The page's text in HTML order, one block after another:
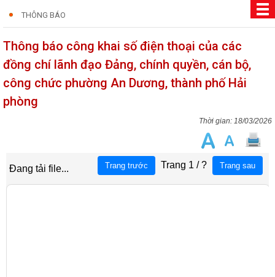
THÔNG BÁO
Thông báo công khai số điện thoại của các
đồng chí lãnh đạo Đảng, chính quyền, cán bộ,
công chức phường An Dương, thành phố Hải
phòng
18/03/2026